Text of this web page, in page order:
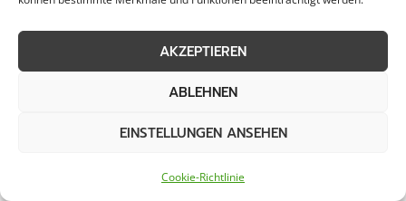
AKZEPTIEREN
ABLEHNEN
EINSTELLUNGEN ANSEHEN
Cookie-Richtlinie
Dachimprägnierung in
Göttingen
Dachimprägnierung in
Hannoversch Münden
Dachimprägnierung in
Dachimprägnierung in